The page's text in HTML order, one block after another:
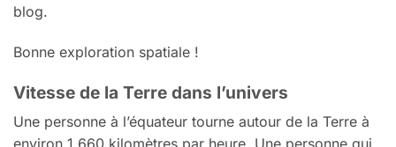
blog.
Bonne exploration spatiale !
Vitesse de la Terre dans l’univers
Une personne à l’équateur tourne autour de la Terre à